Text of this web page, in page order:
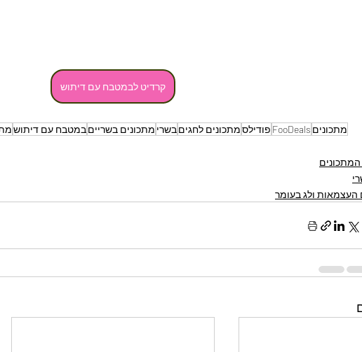
קרדיט לבמטבח עם דיתוש
מתכונים FooDeals פודילסמתכונים לחגיםבשרי מתכונים בשרייםבמטבח עם דיתוש
המתכונים
העצמאות ולג בעומר